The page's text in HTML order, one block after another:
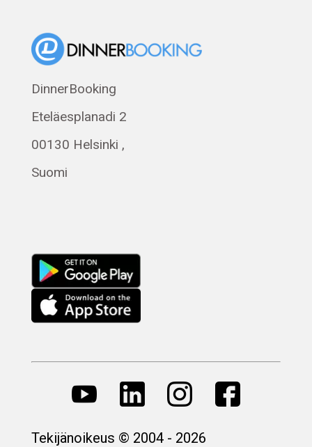
Eesti
Svenska
Français
Română
DinnerBooking
Eteläesplanadi 2
00130 Helsinki ,
Suomi
Tekijänoikeus © 2004 - 2026